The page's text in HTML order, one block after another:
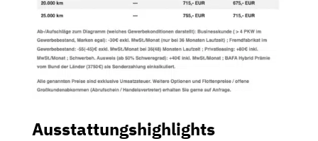
Ausstattungshighlights